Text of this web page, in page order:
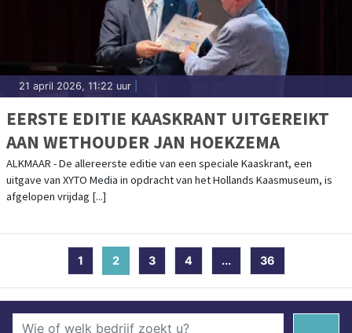
21 april 2026, 11:22 uur
EERSTE EDITIE KAASKRANT UITGEREIKT
AAN WETHOUDER JAN HOEKZEMA
ALKMAAR - De allereerste editie van een speciale Kaaskrant, een
uitgave van XYTO Media in opdracht van het Hollands Kaasmuseum, is
afgelopen vrijdag [...]
1 2(current)
3 4 ... 36